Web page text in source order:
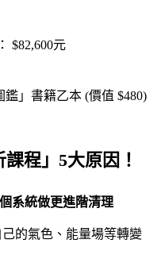
$82,600元
」書籍乙本 (價值 $480)
程」5大原因！
系統做更進階清理
的氣色、能量場等轉變